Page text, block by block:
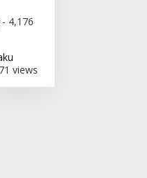
4,176
views